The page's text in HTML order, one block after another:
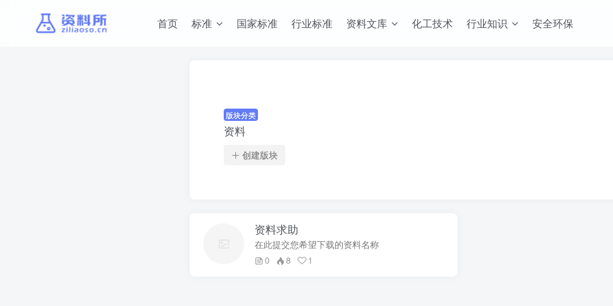
首页 标准 国家标准 行业标准 资料文库 化工技术 行业知识 安全环保
版块分类
资料
创建版块
资料求助
在此提交您希望下载的资料名称
0
8 1